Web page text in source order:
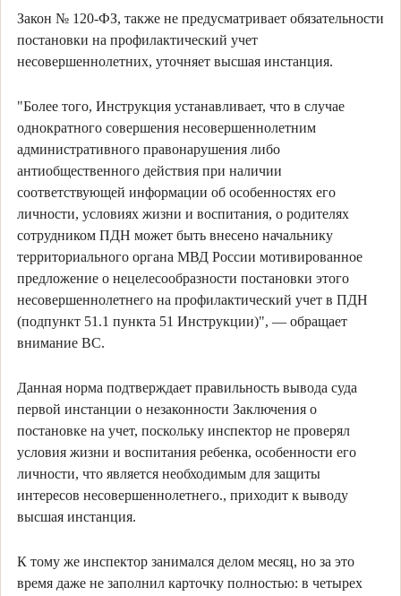
Закон № 120-ФЗ, также не предусматривает обязательности
постановки на профилактический учет
несовершеннолетних, уточняет высшая инстанция.
"Более того, Инструкция устанавливает, что в случае
однократного совершения несовершеннолетним
административного правонарушения либо
антиобщественного действия при наличии
соответствующей информации об особенностях его
личности, условиях жизни и воспитания, о родителях
сотрудником ПДН может быть внесено начальнику
территориального органа МВД России мотивированное
предложение о нецелесообразности постановки этого
несовершеннолетнего на профилактический учет в ПДН
(подпункт 51.1 пункта 51 Инструкции)", — обращает
внимание ВС.
Данная норма подтверждает правильность вывода суда
первой инстанции о незаконности Заключения о
постановке на учет, поскольку инспектор не проверял
условия жизни и воспитания ребенка, особенности его
личности, что является необходимым для защиты
интересов несовершеннолетнего., приходит к выводу
высшая инстанция.
К тому же инспектор занимался делом месяц, но за это
время даже не заполнил карточку полностью: в четырех